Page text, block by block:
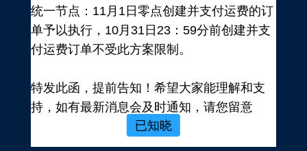
登录
注册新手有礼
价格表
统一节点：11月1日零点创建并支付运费的订
单予以执行，10月31日23：59分前创建并支
付运费订单不受此方案限制。
特发此函，提前告知！希望大家能理解和支
持，如有最新消息会及时通知，请您留意
EWE转运官网公告，再次感谢您的配合与支
持！
已知晓